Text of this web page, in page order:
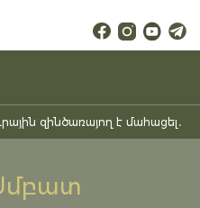
զինծառայող է մահացել․